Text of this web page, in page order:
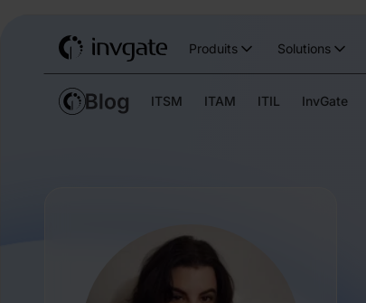
Produits Solutions
ITSM ITAM ITIL InvGate